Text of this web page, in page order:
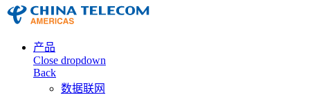
产品
Close dropdown
Back
数据联网